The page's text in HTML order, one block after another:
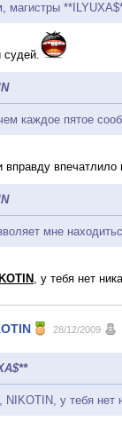
магистры
судей.
каждое пятое
вправду впечатлило
мне
, у тебя нет
28/12/2009
NIKOTIN, у тебя нет